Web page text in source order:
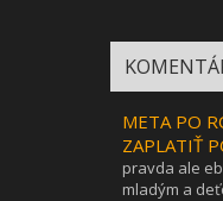
META PO
ZAPLATIŤ
pravda ale
mladým a